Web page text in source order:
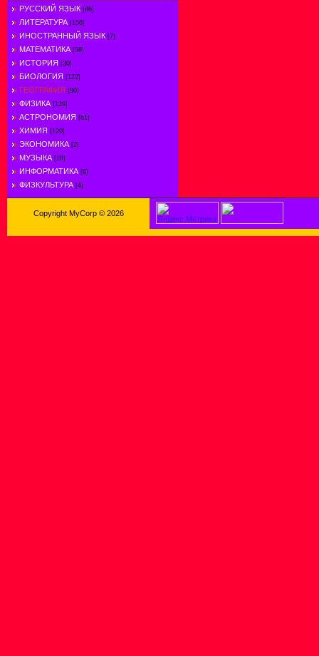
РУССКИЙ ЯЗЫК [86]
ЛИТЕРАТУРА [156]
ИНОСТРАННЫЙ ЯЗЫК [7]
МАТЕМАТИКА [58]
ИСТОРИЯ [30]
БИОЛОГИЯ [122]
ГЕОГРАФИЯ [90]
ФИЗИКА [126]
АСТРОНОМИЯ [61]
ХИМИЯ [120]
ЭКОНОМИКА [2]
МУЗЫКА [18]
ИНФОРМАТИКА [6]
ФИЗКУЛЬТУРА [4]
Copyright MyCorp © 2026